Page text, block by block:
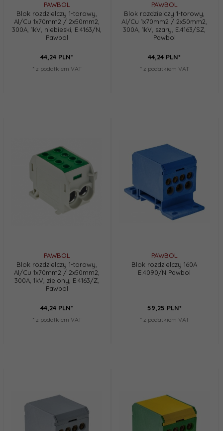
PAWBOL
Blok rozdzielczy 1-torowy,
Al/Cu 1x70mm2 / 2x50mm2,
300A, 1kV, niebieski, E.4163/N,
Pawbol
44,24 PLN*
* z podatkiem VAT
PAWBOL
Blok rozdzielczy 1-torowy,
Al/Cu 1x70mm2 / 2x50mm2,
300A, 1kV, szary, E.4163/SZ,
Pawbol
44,24 PLN*
* z podatkiem VAT
PAWBOL
Blok rozdzielczy 1-torowy,
Al/Cu 1x70mm2 / 2x50mm2,
300A, 1kV, zielony, E.4163/Z,
Pawbol
44,24 PLN*
* z podatkiem VAT
PAWBOL
Blok rozdzielczy 160A
E.4090/N Pawbol
59,25 PLN*
* z podatkiem VAT